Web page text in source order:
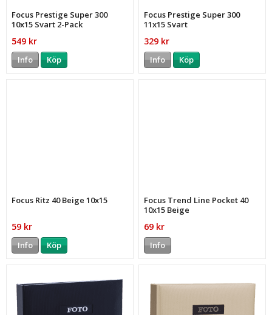
Focus Prestige Super 300
10x15 Svart 2-Pack
549 kr
Info Köp
Focus Prestige Super 300
11x15 Svart
329 kr
Info Köp
Focus Ritz 40 Beige 10x15
59 kr
Info Köp
Focus Trend Line Pocket 40
10x15 Beige
69 kr
Info